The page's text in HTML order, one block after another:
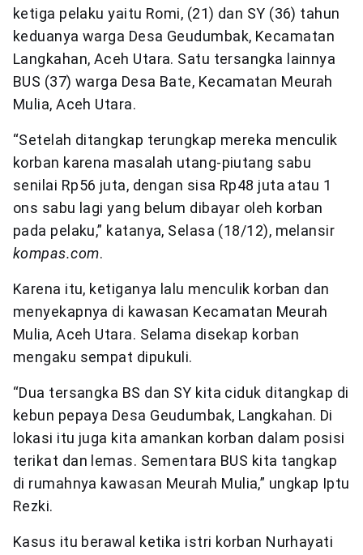
ketiga pelaku yaitu Romi, (21) dan SY (36) tahun
keduanya warga Desa Geudumbak, Kecamatan
Langkahan, Aceh Utara. Satu tersangka lainnya
BUS (37) warga Desa Bate, Kecamatan Meurah
Mulia, Aceh Utara.
“Setelah ditangkap terungkap mereka menculik
korban karena masalah utang-piutang sabu
senilai Rp56 juta, dengan sisa Rp48 juta atau 1
ons sabu lagi yang belum dibayar oleh korban
pada pelaku,” katanya, Selasa (18/12), melansir
kompas.com.
Karena itu, ketiganya lalu menculik korban dan
menyekapnya di kawasan Kecamatan Meurah
Mulia, Aceh Utara. Selama disekap korban
mengaku sempat dipukuli.
“Dua tersangka BS dan SY kita ciduk ditangkap di
kebun pepaya Desa Geudumbak, Langkahan. Di
lokasi itu juga kita amankan korban dalam posisi
terikat dan lemas. Sementara BUS kita tangkap
di rumahnya kawasan Meurah Mulia,” ungkap Iptu
Rezki.
Kasus itu berawal ketika istri korban Nurhayati